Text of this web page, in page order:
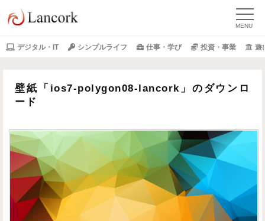
デジタル・IT シンプルライフ 仕事・学び 投資・事業 遊
壁紙「ios7-polygon08-lancork」のダウンロ
ード